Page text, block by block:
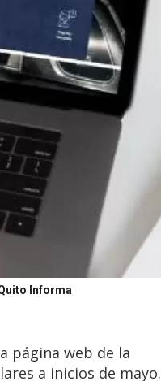
Informa
página web de la
a inicios de mayo.